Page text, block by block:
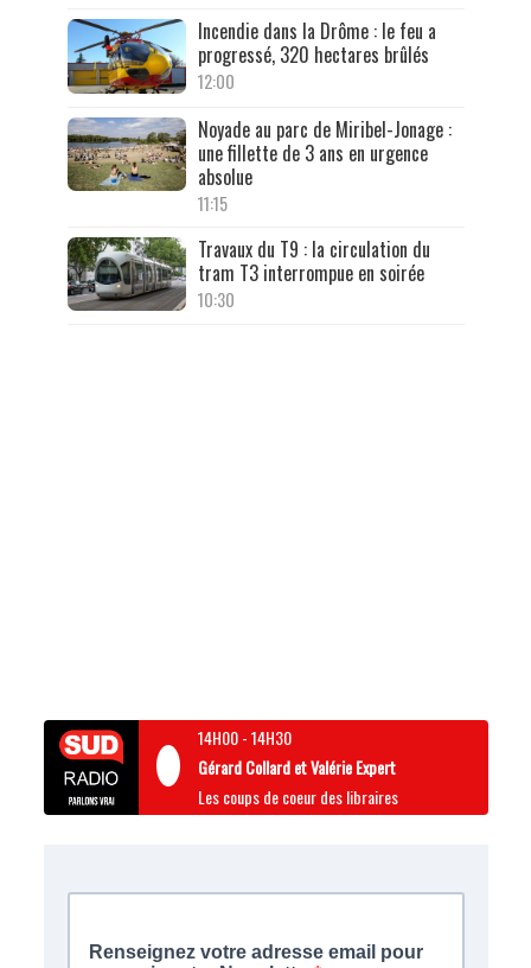
Incendie dans la Drôme : le feu a
progressé, 320 hectares brûlés
12:00
Noyade au parc de Miribel-Jonage :
une fillette de 3 ans en urgence
absolue
11:15
Travaux du T9 : la circulation du
tram T3 interrompue en soirée
10:30
14H00-14H30
Gérard Collard et Valérie Expert
Les coups de coeur des libraires